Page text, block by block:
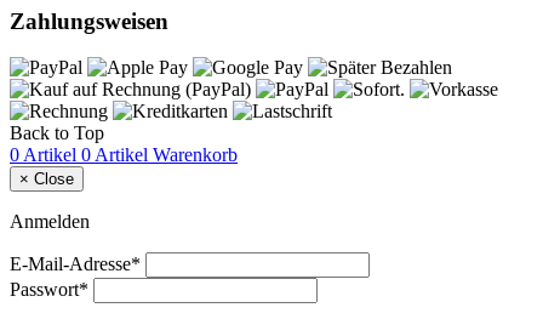
Zahlungsweisen
Back to Top
0 Artikel 0 Artikel Warenkorb
× Close
Anmelden
E-Mail-Adresse*
Passwort*